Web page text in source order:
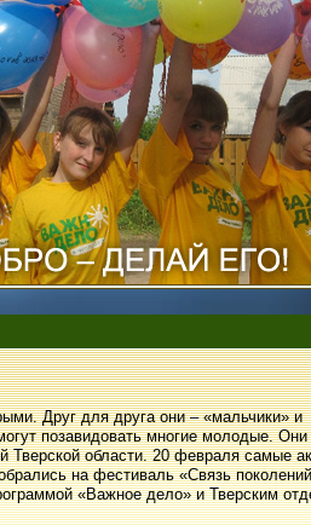
Друг для друга они – «мальчики» и
позавидовать многие молодые. Они
области. 20 февраля самые
на фестиваль «Связь
«Важное дело» и Тверским